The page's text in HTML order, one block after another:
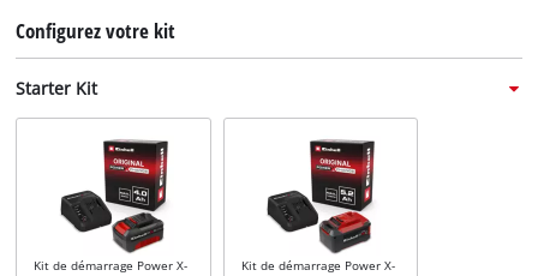
Configurez votre kit
Starter Kit
Kit de démarrage Power X-
Kit de démarrage Power X-